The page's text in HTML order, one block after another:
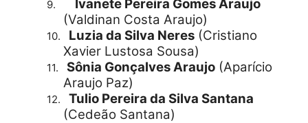
9.
Ivanete Pereira Gomes Araujo
(Valdinan Costa Araujo)
10. Luzia da Silva Neres (Cristiano
Xavier Lustosa Sousa)
11. Sônia Gonçalves Araujo (Aparício
Araujo Paz)
12.
Tulio Pereira da Silva Santana
(Cedeão Santana)